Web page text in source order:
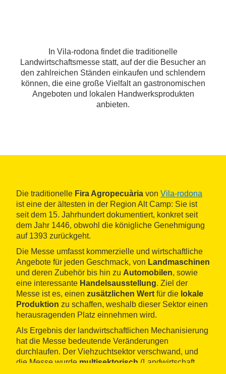
In Vila-rodona findet die traditionelle
Landwirtschaftsmesse statt, auf der die Besucher an
den zahlreichen Ständen einkaufen und schlendern
können, die eine große Vielfalt an gastronomischen
Angeboten und lokalen Handwerksprodukten
anbieten.
Die traditionelle Fira Agropecuària von Vila-rodona
ist eine der ältesten in der Region Alt Camp: Sie ist
seit dem 15. Jahrhundert dokumentiert, konkret seit
dem Jahr 1446, obwohl die königliche Genehmigung
auf 1393 zurückgeht.
Die Messe umfasst kommerzielle und wirtschaftliche
Angebote für jeden Geschmack, von Landmaschinen
und deren Zubehör bis hin zu Automobilen, sowie
eine interessante Handelsausstellung. Ziel der
Messe ist es, einen zusätzlichen Wert für die lokale
Produktion zu schaffen, weshalb dieser Sektor einen
herausragenden Platz einnehmen wird.
Als Ergebnis der landwirtschaftlichen Mechanisierung
hat die Messe bedeutende Veränderungen
durchlaufen. Der Viehzuchtsektor verschwand, und
die Messe wurde multisektorisch (Landwirtschaft,